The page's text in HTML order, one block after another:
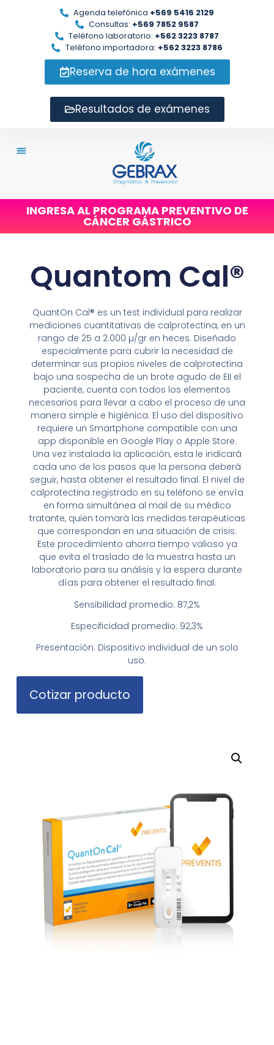
Agenda telefónica +569 5416 2129
Consultas: +569 7852 9587
Teléfono laboratorio: +562 3223 8787
Teléfono importadora: +562 3223 8786
Reserva de hora exámenes
Resultados de exámenes
INGRESA AL PROGRAMA PREVENTIVO DE
CÁNCER GÁSTRICO
Quantom Cal®
QuantOn Cal® es un test individual para realizar
mediciones cuantitativas de calprotectina, en un
rango de 25 a 2.000 µ/gr en heces. Diseñado
especialmente para cubrir la necesidad de
determinar sus propios niveles de calprotectina
bajo una sospecha de un brote agudo de EII el
paciente, cuenta con todos los elementos
necesarios para llevar a cabo el proceso de una
manera simple e higiénica. El uso del dispositivo
requiere un Smartphone compatible con una
app disponible en Google Play o Apple Store.
Una vez instalada la aplicación, esta le indicará
cada uno de los pasos que la persona deberá
seguir, hasta obtener el resultado final. El nivel de
calprotectina registrado en su teléfono se envía
en forma simultánea al mail de su médico
tratante, quien tomará las medidas terapéuticas
que correspondan en una situación de crisis.
Este procedimiento ahorra tiempo valioso ya
que evita el traslado de la muestra hasta un
laboratorio para su análisis y la espera durante
días para obtener el resultado final.
Sensibilidad promedio: 87,2%
Especificidad promedio: 92,3%
Presentación: Dispositivo individual de un solo
uso.
Cotizar producto